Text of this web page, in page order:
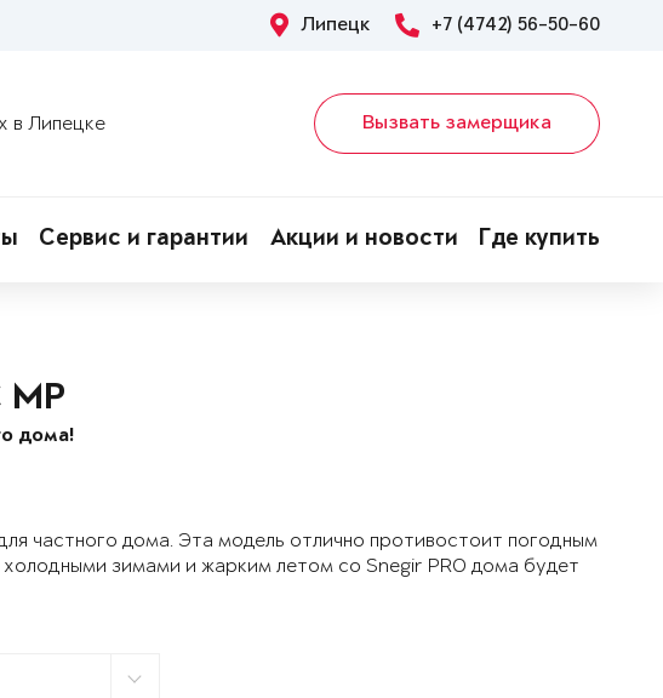
Липецк +7 (4742) 56-50-60
в Липецке Вызвать замерщика
Сервис и гарантии Акции и новости Где купить
MP
дома!
частного дома. Эта модель отлично противостоит погодным
зимами и жарким летом со Snegir PRO дома будет